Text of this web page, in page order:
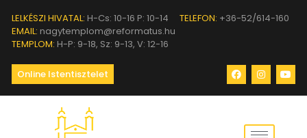
LELKÉSZI HIVATAL: H-Cs: 10-16 P: 10-14 TELEFON: +36-52/614-160
EMAIL: nagytemplom@reformatus.hu
TEMPLOM: H-P: 9-18, Sz: 9-13, V: 12-16
Online Istentisztelet